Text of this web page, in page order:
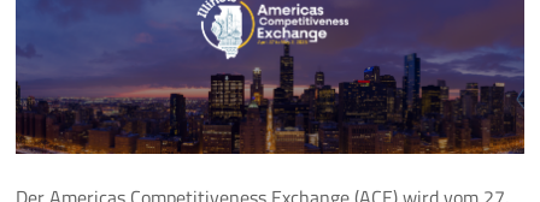
Aktuelles
Meldungen
Pressemeldungen